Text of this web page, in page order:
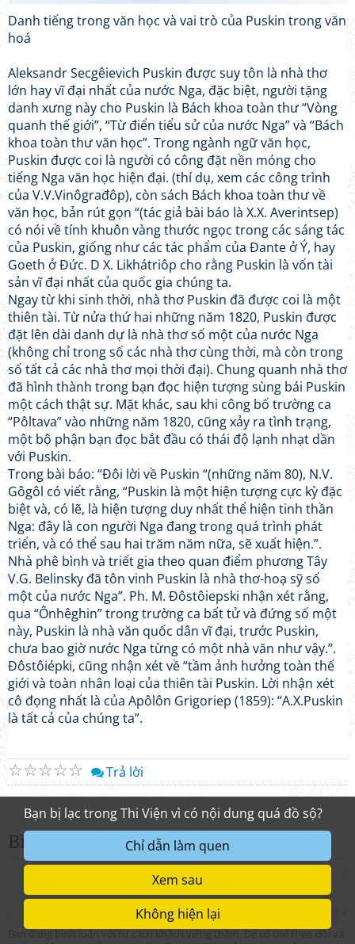
Bình luận nhanh 0
Danh tiếng trong văn học và vai trò của Puskin trong văn
hoá
Aleksandr Secgêievich Puskin được suy tôn là nhà thơ
lớn hay vĩ đại nhất của nước Nga, đặc biệt, người tặng
danh xưng này cho Puskin là Bách khoa toàn thư “Vòng
quanh thế giới”, “Từ điển tiểu sử của nước Nga” và “Bách
khoa toàn thư văn học”. Trong ngành ngữ văn học,
Puskin được coi là người có công đặt nền móng cho
tiếng Nga văn học hiện đại. (thí dụ, xem các công trình
của V.V.Vinôgrađôp), còn sách Bách khoa toàn thư về
văn học, bản rút gọn “(tác giả bài báo là X.X. Averintsep)
có nói về tính khuôn vàng thước ngọc trong các sáng tác
của Puskin, giống như các tác phẩm của Đante ở Ý, hay
Goeth ở Đức. D X. Likhátriôp cho rằng Puskin là vốn tài
sản vĩ đại nhất của quốc gia chúng ta.
Ngay từ khi sinh thời, nhà thơ Puskin đã được coi là một
thiên tài. Từ nửa thứ hai những năm 1820, Puskin được
đặt lên dài danh dự là nhà thơ số một của nước Nga
(không chỉ trong số các nhà thơ cùng thời, mà còn trong
số tất cả các nhà thơ mọi thời đại). Chung quanh nhà thơ
đã hình thành trong bạn đọc hiện tượng sùng bái Puskin
một cách thật sự. Mặt khác, sau khi công bố trường ca
“Pôltava” vào những năm 1820, cũng xảy ra tình trạng,
một bộ phận bạn đọc bắt đầu có thái độ lạnh nhạt dần
với Puskin.
Trong bài báo: “Đôi lời về Puskin “(những năm 80), N.V.
Gôgôl có viết rằng, “Puskin là một hiện tượng cực kỳ đặc
biệt và, có lẽ, là hiện tượng duy nhất thể hiện tinh thần
Nga: đây là con người Nga đang trong quá trình phát
triển, và có thể sau hai trăm năm nữa, sẽ xuất hiện.”.
Nhà phê bình và triết gia theo quan điểm phương Tây
V.G. Belinsky đã tôn vinh Puskin là nhà thơ-hoạ sỹ số
một của nước Nga”. Ph. M. Đôstôiepski nhận xét rằng,
qua “Ônhêghin” trong trường ca bất tử và đứng số một
này, Puskin là nhà văn quốc dân vĩ đại, trước Puskin,
chưa bao giờ nước Nga từng có một nhà văn như vậy.”.
Đôstôiépki, cũng nhận xét về “tầm ảnh hưởng toàn thế
giới và toàn nhân loại của thiên tài Puskin. Lời nhận xét
cô đọng nhất là của Apôlôn Grigoriep (1859): “A.X.Puskin
là tất cả của chúng ta”.
☆
☆
☆
☆
☆ Trả lời